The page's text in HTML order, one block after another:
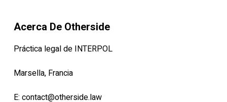
Acerca De Otherside
Práctica legal de INTERPOL
Marsella, Francia
E: contact@otherside.law